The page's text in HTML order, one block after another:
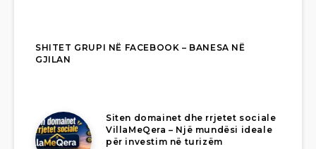
SHITET GRUPI NË FACEBOOK – BANESA NË
GJILAN
Siten domainet dhe rrjetet sociale
VillaMeQera – Një mundësi ideale
për investim në turizëm